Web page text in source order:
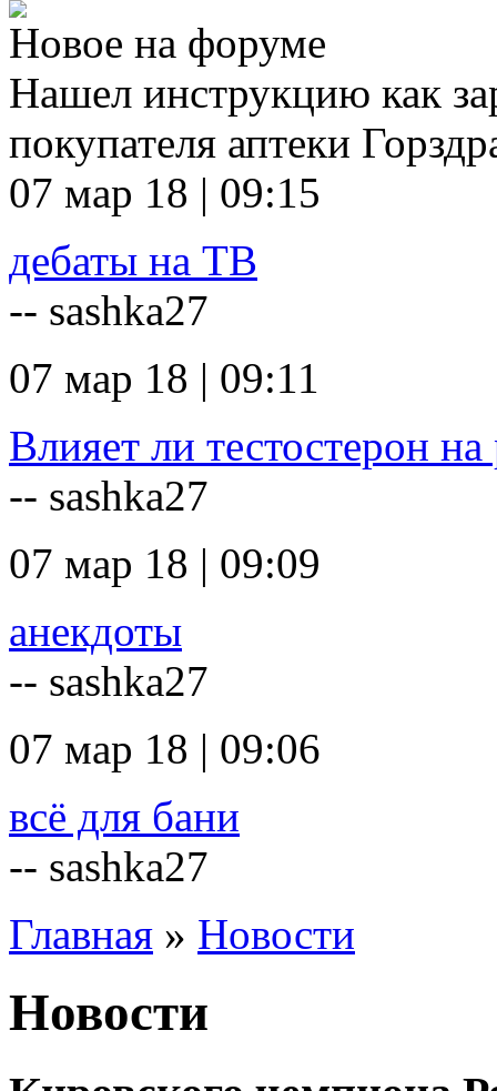
Новое на форуме
Нашел инструкцию как
покупателя аптеки
07 мар 18 | 09:15
дебаты на ТВ
-- sashka27
07 мар 18 | 09:11
Влияет ли тестостерон на
-- sashka27
07 мар 18 | 09:09
анекдоты
-- sashka27
07 мар 18 | 09:06
всё для бани
-- sashka27
Главная » Новости
Новости